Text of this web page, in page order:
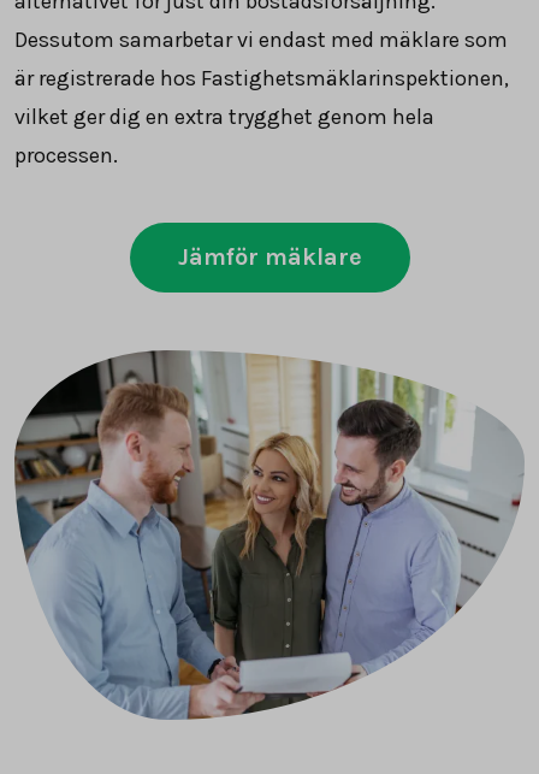
Dessutom samarbetar vi endast med mäklare som
är registrerade hos Fastighetsmäklarinspektionen,
vilket ger dig en extra trygghet genom hela
processen.
Jämför mäklare